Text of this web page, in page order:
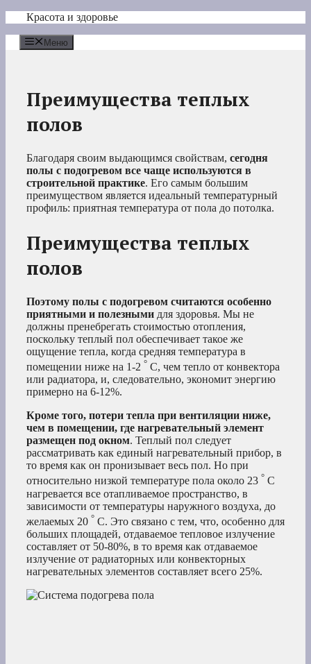
Перейти
содержимому
Красота и здоровье
Меню
Преимущества теплых
полов
Благодаря своим выдающимся свойствам, сегодня
полы с подогревом все чаще используются в
строительной практике. Его самым большим
преимуществом является идеальный температурный
профиль: приятная температура от пола до потолка.
Преимущества теплых
полов
Поэтому полы с подогревом считаются особенно
приятными и полезными для здоровья. Мы не
должны пренебрегать стоимостью отопления,
поскольку теплый пол обеспечивает такое же
ощущение тепла, когда средняя температура в
помещении ниже на 1-2 ° C, чем тепло от конвектора
или радиатора, и, следовательно, экономит энергию
примерно на 6-12%.
Кроме того, потери тепла при вентиляции ниже,
чем в помещении, где нагревательный элемент
размещен под окном. Теплый пол следует
рассматривать как единый нагревательный прибор, в
то время как он пронизывает весь пол. Но при
относительно низкой температуре пола около 23 ° C
нагревается все отапливаемое пространство, в
зависимости от температуры наружного воздуха, до
желаемых 20 ° C. Это связано с тем, что, особенно для
больших площадей, отдаваемое тепловое излучение
составляет от 50-80%, в то время как отдаваемое
излучение от радиаторных или конвекторных
нагревательных элементов составляет всего 25%.